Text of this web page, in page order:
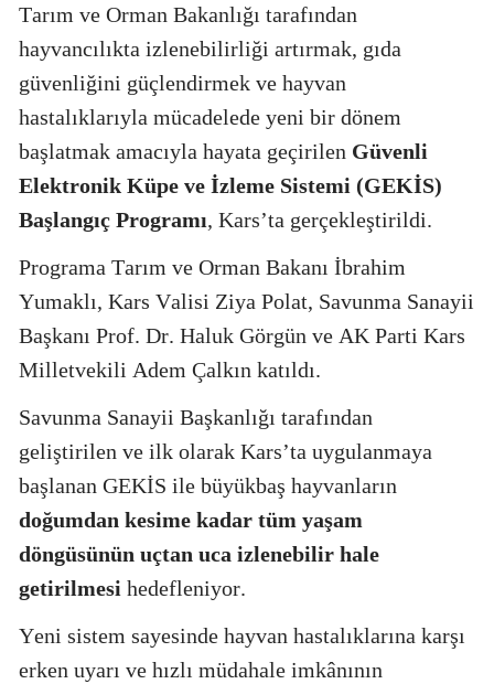
Tarım ve Orman Bakanlığı tarafından
hayvancılıkta izlenebilirliği artırmak, gıda
güvenliğini güçlendirmek ve hayvan
hastalıklarıyla mücadelede yeni bir dönem
başlatmak amacıyla hayata geçirilen Güvenli
Elektronik Küpe ve İzleme Sistemi (GEKİS)
Başlangıç Programı, Kars’ta gerçekleştirildi.
Programa Tarım ve Orman Bakanı İbrahim
Yumaklı, Kars Valisi Ziya Polat, Savunma Sanayii
Başkanı Prof. Dr. Haluk Görgün ve AK Parti Kars
Milletvekili Adem Çalkın katıldı.
Savunma Sanayii Başkanlığı tarafından
geliştirilen ve ilk olarak Kars’ta uygulanmaya
başlanan GEKİS ile büyükbaş hayvanların
doğumdan kesime kadar tüm yaşam
döngüsünün uçtan uca izlenebilir hale
getirilmesi hedefleniyor.
Yeni sistem sayesinde hayvan hastalıklarına karşı
erken uyarı ve hızlı müdahale imkânının